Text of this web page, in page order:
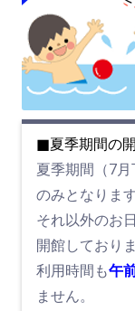
■夏季期間の
夏季期間（7
のみとなります
それ以外のお
開館しておりま
利用時間も午
ません。